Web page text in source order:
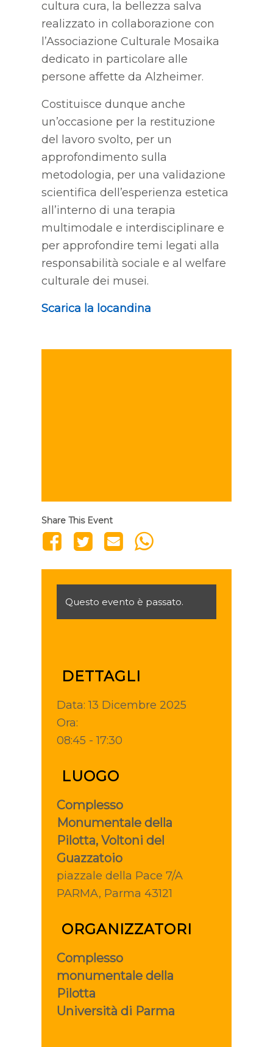
cultura cura, la bellezza salva
realizzato in collaborazione con
l’Associazione Culturale Mosaika
dedicato in particolare alle
persone affette da Alzheimer.
Costituisce dunque anche
un’occasione per la restituzione
del lavoro svolto, per un
approfondimento sulla
metodologia, per una validazione
scientifica dell’esperienza estetica
all’interno di una terapia
multimodale e interdisciplinare e
per approfondire temi legati alla
responsabilità sociale e al welfare
culturale dei musei.
Scarica la locandina
Share This Event
Questo evento è passato.
DETTAGLI
Data: 13 Dicembre 2025
Ora:
08:45 - 17:30
LUOGO
Complesso
Monumentale della
Pilotta, Voltoni del
Guazzatoio
piazzale della Pace 7/A
PARMA, Parma 43121
ORGANIZZATORI
Complesso
monumentale della
Pilotta
Università di Parma